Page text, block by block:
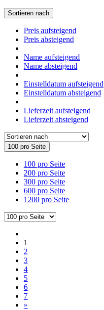
Sortieren nach
Preis aufsteigend
Preis absteigend
Name aufsteigend
Name absteigend
Einstelldatum aufsteigend
Einstelldatum absteigend
Lieferzeit aufsteigend
Lieferzeit absteigend
100 pro Seite
100 pro Seite
200 pro Seite
300 pro Seite
600 pro Seite
1200 pro Seite
1
2
3
4
5
6
7
»